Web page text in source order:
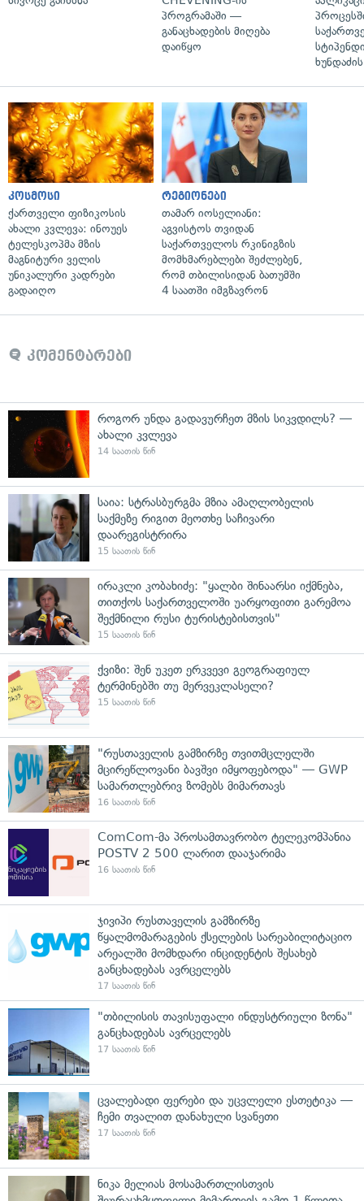
პროგრამაში —
განაცხადების მიღება
დაიწყო
კოსმოსი
ქართველი ფიზიკოსის
ახალი კვლევა: ინოუეს
ტელესკოპმა მზის
მაგნიტური ველის
უნიკალური კადრები
გადაიღო
რეგიონები
თამარ იოსელიანი:
აგვისტოს თვიდან
საქართველოს რკინიგზის
მომხმარებლები შეძლებენ,
რომ თბილისიდან ბათუმში
4 საათში იმგზავრონ
კომენტარები
როგორ უნდა გადავურჩეთ მზის სიკვდილს? —
ახალი კვლევა
14 საათის წინ
საია: სტრასბურგმა მზია ამაღლობელის
საქმეზე რიგით მეოთხე საჩივარი
დაარეგისტრირა
15 საათის წინ
ირაკლი კობახიძე: "ყალბი შინაარსი იქმნება,
თითქოს საქართველოში უარყოფითი გარემოა
შექმნილი რუსი ტურისტებისთვის"
15 საათის წინ
ქვიზი: შენ უკეთ ერკვევი გეოგრაფიულ
ტერმინებში თუ მერვეკლასელი?
15 საათის წინ
"რუსთაველის გამზირზე თვითმცლელში
მცირეწლოვანი ბავშვი იმყოფებოდა" — GWP
სამართლებრივ ზომებს მიმართავს
16 საათის წინ
ComCom-მა პროსამთავრობო ტელეკომპანია
POSTV 2 500 ლარით დააჯარიმა
16 საათის წინ
ჯივიპი რუსთაველის გამზირზე
წყალმომარაგების ქსელების სარეაბილიტაციო
არეალში მომხდარი ინციდენტის შესახებ
განცხადებას ავრცელებს
17 საათის წინ
"თბილისის თავისუფალი ინდუსტრიული ზონა"
განცხადებას ავრცელებს
17 საათის წინ
ცვალებადი ფერები და უცვლელი ესთეტიკა —
ჩემი თვალით დანახული სვანეთი
17 საათის წინ
ნიკა მელიას მოსამართლისთვის